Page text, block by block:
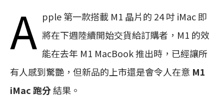
A pple 第一款搭載 M1 晶片的 24 吋 iMac 即
將在下週陸續開始交貨給訂購者，M1 的效
能在去年 M1 MacBook 推出時，已經讓所
有人感到驚艷，但新品的上市還是會令人在意 M1
iMac 跑分結果。